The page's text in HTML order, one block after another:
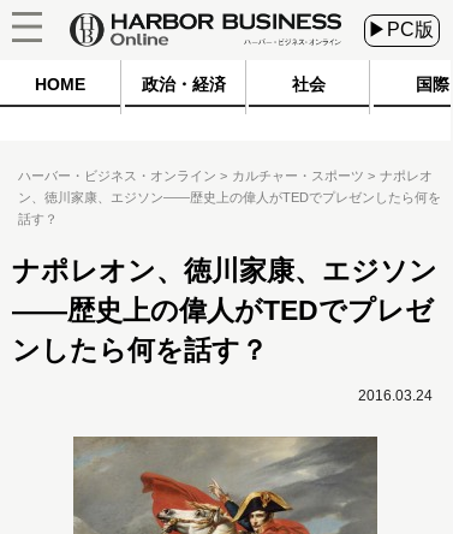
▶PC版
HOME 政治・経済 社会 国際
ハーバー・ビジネス・オンライン カルチャー・スポーツ
ナポレオ
ン、徳川家康、エジソン――歴史上の偉人がTEDでプレゼンしたら何を
話す？
ナポレオン、徳川家康、エジソン
――歴史上の偉人がTEDでプレゼ
ンしたら何を話す？
2016.03.24